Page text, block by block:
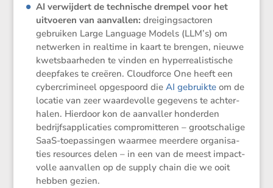
AI verwij­dert de techni­sche drempel voor het
uitvoeren van aanvallen:dreigings­ac­toren
gebruiken Large Language Models (LLM’s) om
netwerken in realtime in kaart te brengen, nieuwe
kwets­baar­heden te vinden en hyper­re­a­lis­ti­sche
deepfakes te creëren. Cloud­force One heeft een
cyber­cri­mi­neel opgespoord dieAI gebruikte om de
locatie van zeer waarde­volle gegevens te achter­
halen. Hierdoor kon de aanvaller honderden
bedrijfs­ap­pli­ca­ties compro­mit­teren – groot­scha­lige
SaaS-toepas­singen waarmee meerdere organi­sa­
ties resources delen – in een van de meest impact­
volle aanvallen op de supply chain die we ooit
hebben gezien.